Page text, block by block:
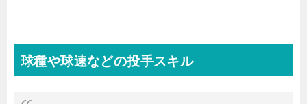
球種や球速などの投手スキル